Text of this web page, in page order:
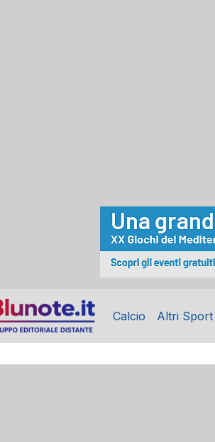
Calcio Altri Sport